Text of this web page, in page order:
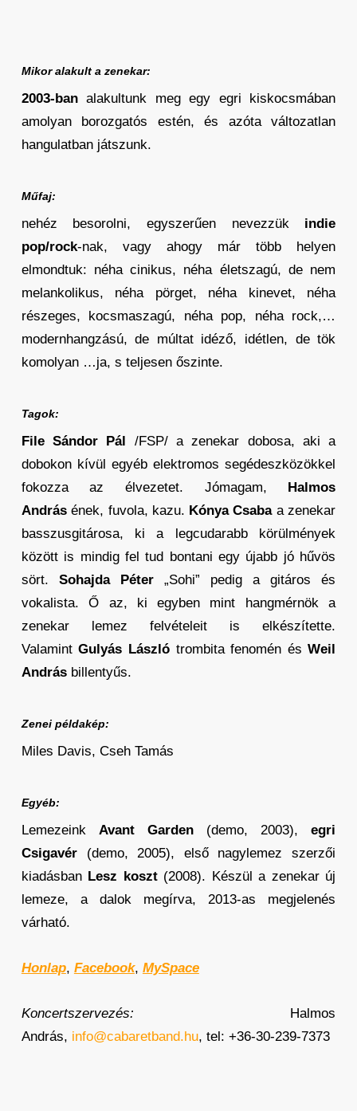
Mikor alakult a zenekar:
2003-banalakultunk meg egy egri kiskocsmában
amolyan borozgatós estén, és azóta változatlan
hangulatban játszunk.
Műfaj:
nehéz besorolni, egyszerűen nevezzük indie
pop/rock-nak, vagy ahogy már több helyen
elmondtuk: néha cinikus, néha életszagú, de nem
melankolikus, néha pörget, néha kinevet, néha
részeges, kocsmaszagú, néha pop, néha rock,…
modernhangzású, de múltat idéző, idétlen, de tök
komolyan …ja, s teljesen őszinte.
Tagok:
File Sándor Pál /FSP/ a zenekar dobosa, aki a
dobokon kívül egyéb elektromos segédeszközökkel
fokozza az élvezetet. Jómagam, Halmos
Andrásének, fuvola, kazu. Kónya Csabaa zenekar
basszusgitárosa, ki a legcudarabb körülmények
között is mindig fel tud bontani egy újabb jó hűvös
sört. Sohajda Péter„Sohi” pedig a gitáros és
vokalista. Ő az, ki egyben mint hangmérnök a
zenekar lemez felvételeit is elkészítette.
ValamintGulyás Lászlótrombita fenomén ésWeil
András billentyűs.
Zenei példakép:
Miles Davis, Cseh Tamás
Egyéb:
LemezeinkAvant Garden(demo, 2003),egri
Csigavér(demo, 2005), első nagylemez szerzői
kiadásban Lesz koszt(2008). Készül a zenekar új
lemeze, a dalok megírva, 2013-as megjelenés
várható.
Honlap, Facebook, MySpace
Koncertszervezés: Halmos
András, info@cabaretband.hu, tel: +36-30-239-7373